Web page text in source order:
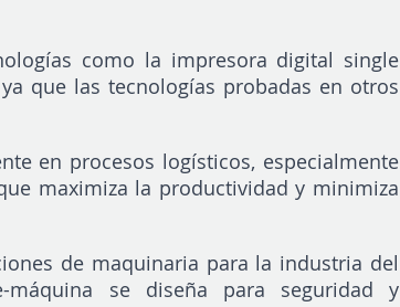
como la impresora digital single
que las tecnologías probadas en otros
en procesos logísticos, especialmente
maximiza la productividad y minimiza
de maquinaria para la industria del
máquina se diseña para seguridad y